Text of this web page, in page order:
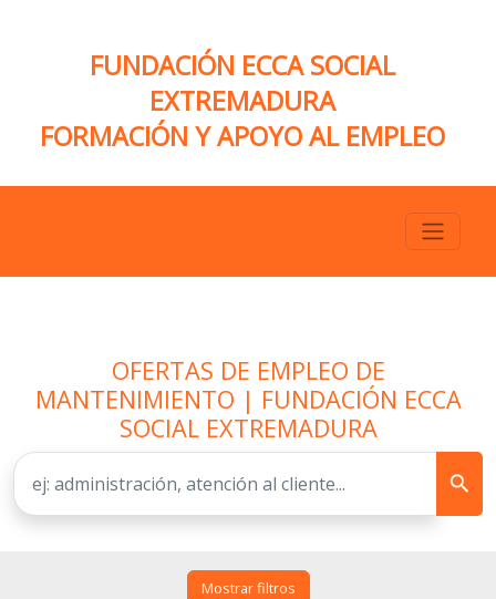
FUNDACIÓN ECCA SOCIAL
EXTREMADURA
FORMACIÓN Y APOYO AL EMPLEO
OFERTAS DE EMPLEO DE
MANTENIMIENTO | FUNDACIÓN ECCA
SOCIAL EXTREMADURA
Mostrar filtros